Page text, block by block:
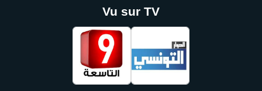
Vu sur TV